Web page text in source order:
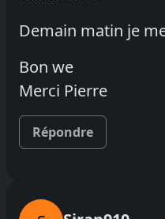
Demain matin je
Bon we
Merci Pierre
Répondre